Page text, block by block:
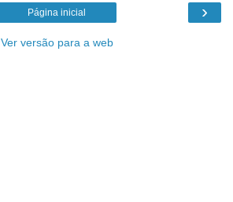
›
Página inicial
Ver versão para a web